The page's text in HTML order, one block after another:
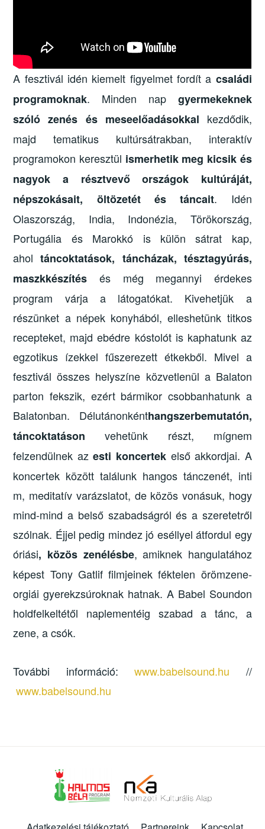
A fesztivál idén kiemelt figyelmet fordít a családi
programoknak. Minden nap gyermekeknek
szóló zenés és meseelőadásokkal kezdődik,
majd tematikus kultúrsátrakban, interaktív
programokon keresztül ismerhetik meg kicsik és
nagyok a résztvevő országok kultúráját,
népszokásait, öltözetét és táncait. Idén
Olaszország, India, Indonézia, Törökország,
Portugália és Marokkó is külön sátrat kap,
aholtáncoktatások, táncházak, tésztagyúrás,
maszkkészítés és még megannyi érdekes
program várja a látogatókat. Kivehetjük a
részünket a népek konyhából, elleshetünk titkos
recepteket, majd ebédre kóstolót is kaphatunk az
egzotikus ízekkel fűszerezett étkekből. Mivel a
fesztivál összes helyszíne közvetlenül a Balaton
parton fekszik, ezért bármikor csobbanhatunk a
Balatonban. Délutánonkénthangszerbemutatón,
táncoktatáson vehetünk részt, mígnem
felzendülnek azesti koncertek első akkordjai. A
koncertek között találunk hangos tánczenét, inti
m, meditatív varázslatot, de közös vonásuk, hogy
mind-mind a belső szabadságról és a szeretetről
szólnak. Éjjel pedig mindez jó eséllyel átfordul egy
óriási, közös zenélésbe, amiknek hangulatához
képest Tony Gatlif filmjeinek féktelen örömzene-
orgiái gyerekzsúroknak hatnak. A Babel Soundon
holdfelkeltétől naplementéig szabad a tánc, a
zene, a csók.
További információ:www.babelsound.hu //
www.babelsound.hu